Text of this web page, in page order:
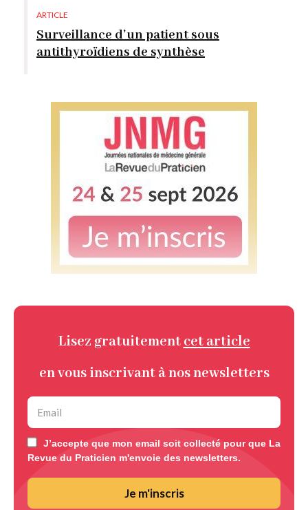
ARTICLE
Surveillance d’un patient sous
antithyroïdiens de synthèse
Lisez gratuitement cet article
en vous inscrivant à nos newsletters
J’accepte que mon email soit collecté pour que La
Revue du Praticien m'envoie des newsletters.
Je m'inscris